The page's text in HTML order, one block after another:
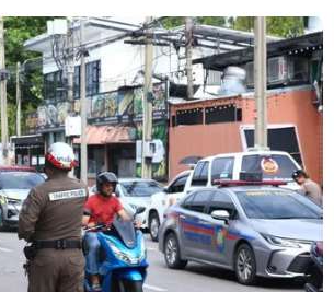
chụp ảnh cùng nữ du khách. (Nguồn:
nextshark.com)
hàng ở Campuchia đang thu hút